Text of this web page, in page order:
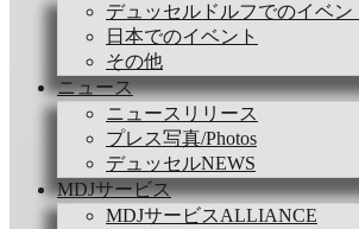
デュッセルドルフでのイベン
日本でのイベント
その他
ニュース
ニュースリリース
プレス写真/Photos
デュッセルNEWS
MDJサービス
MDJサービスALLIANCE